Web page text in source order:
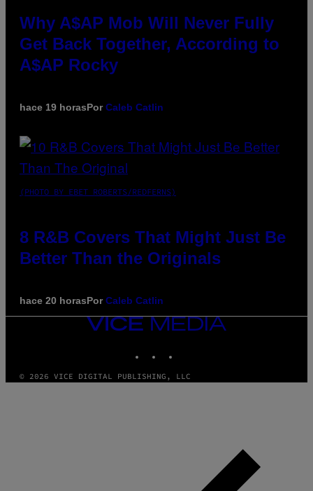
Why A$AP Mob Will Never Fully
Get Back Together, According to
A$AP Rocky
hace 19 horasPorCaleb Catlin
(PHOTO BY EBET ROBERTS/REDFERNS)
8 R&B Covers That Might Just Be
Better Than the Originals
hace 20 horasPorCaleb Catlin
VICE
MEDIA
© 2026 VICE DIGITAL PUBLISHING, LLC